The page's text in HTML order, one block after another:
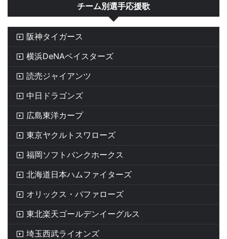
チーム別選手応援歌
阪神タイガース
横浜DeNAベイスターズ
読売ジャイアンツ
中日ドラゴンズ
広島東洋カープ
東京ヤクルトスワローズ
福岡ソフトバンクホークス
北海道日本ハムファイターズ
オリックス・バファローズ
東北楽天ゴールデンイーグルス
埼玉西武ライオンズ